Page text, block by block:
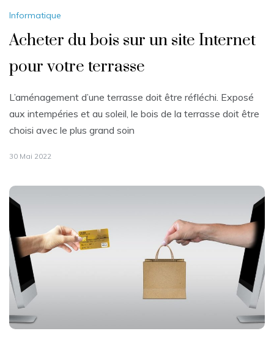
Informatique
Acheter du bois sur un site Internet
pour votre terrasse
L’aménagement d’une terrasse doit être réfléchi. Exposé
aux intempéries et au soleil, le bois de la terrasse doit être
choisi avec le plus grand soin
30 Mai 2022